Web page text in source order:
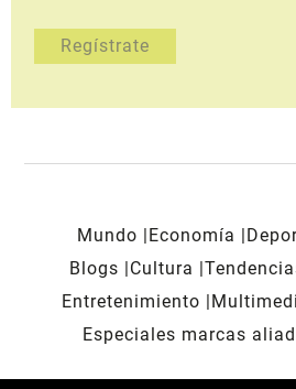
Mundo Economía
Blogs
Cultura
Entretenimiento
Especiales marcas